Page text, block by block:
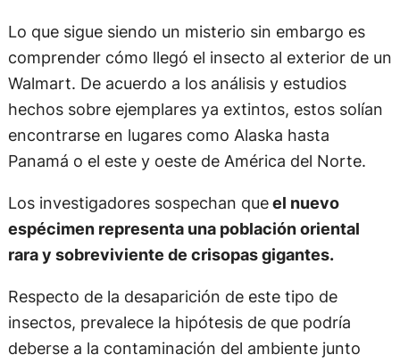
Lo que sigue siendo un misterio sin embargo es
comprender cómo llegó el insecto al exterior de un
Walmart. De acuerdo a los análisis y estudios
hechos sobre ejemplares ya extintos, estos solían
encontrarse en lugares como Alaska hasta
Panamá o el este y oeste de América del Norte.
Los investigadores sospechan queel nuevo
espécimen representa una población oriental
rara y sobreviviente de crisopas gigantes.
Respecto de la desaparición de este tipo de
insectos, prevalece la hipótesis de que podría
deberse a la contaminación del ambiente junto